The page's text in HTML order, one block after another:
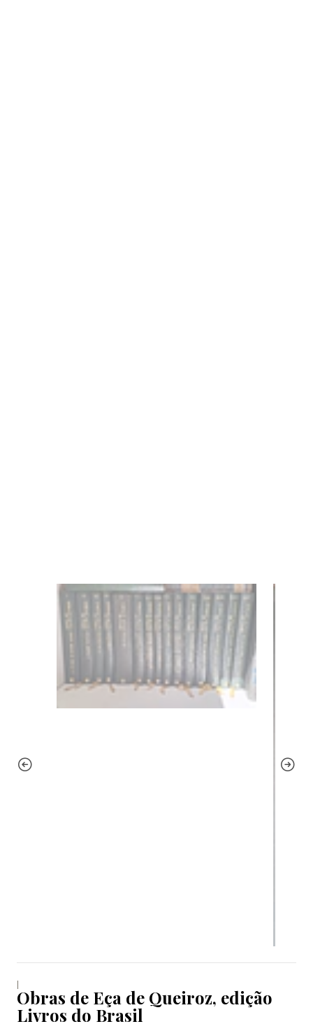
|
Obras de Eça de Queiroz, edição
Livros do Brasil